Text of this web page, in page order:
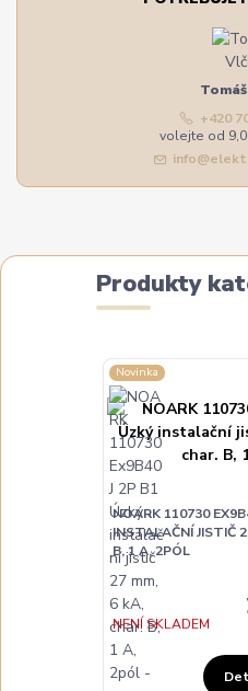
+420
volejte od
Produkty
Novinka
NOARK 110730
INSTALAČNÍ JISTIČ
B, 1 A, 2PÓL
NENÍ SKLADEM